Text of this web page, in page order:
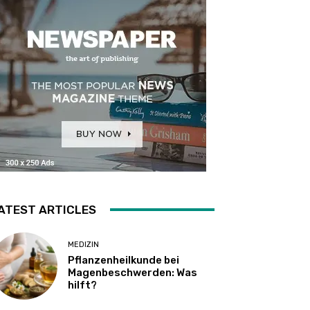
ARTICLES
MEDIZIN
Pflanzenheilkunde bei
Magenbeschwerden: Was
hilft?